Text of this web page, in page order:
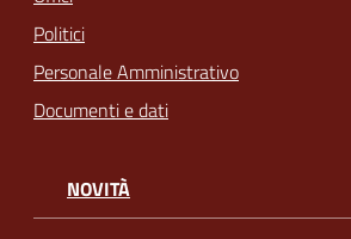
Politici
Personale Amministrativo
Documenti e dati
NOVITÀ